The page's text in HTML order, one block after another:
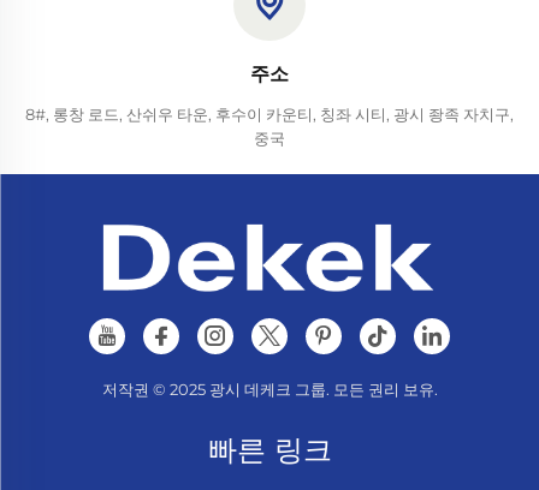
주소
8#, 롱창 로드, 산쉬우 타운, 후수이 카운티, 칭좌 시티, 광시 좡족 자치구,
중국
저작권 © 2025 광시 데케크 그룹. 모든 권리 보유.
빠른 링크